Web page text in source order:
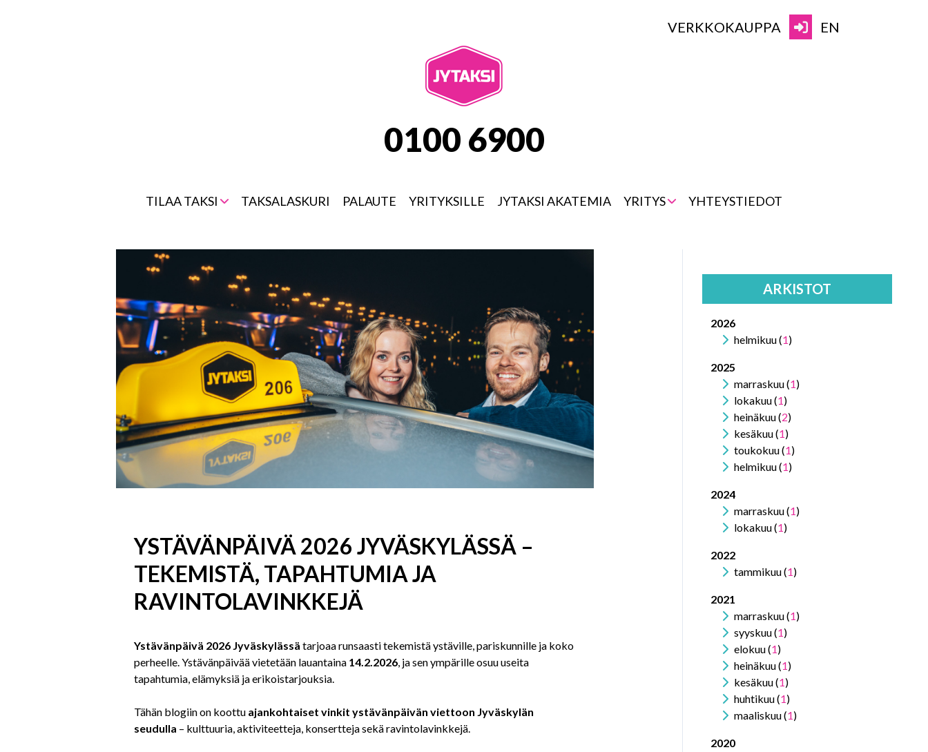
VERKKOKAUPPA EN
JYTAKSI
0100 6900
TILAA TAKSI TAKSALASKURI PALAUTE YRITYKSILLE JYTAKSI AKATEMIA YRITYS YHTEYSTIEDOT
YSTÄVÄNPÄIVÄ 2026 JYVÄSKYLÄSSÄ –
TEKEMISTÄ, TAPAHTUMIA JA
RAVINTOLAVINKKEJÄ
Ystävänpäivä 2026 Jyväskylässä tarjoaa runsaasti tekemistä ystäville, pariskunnille ja koko
perheelle. Ystävänpäivää vietetään lauantaina 14.2.2026, ja sen ympärille osuu useita
tapahtumia, elämyksiä ja erikoistarjouksia.
Tähän blogiin on koottu ajankohtaiset vinkit ystävänpäivän viettoon Jyväskylän
seudulla – kulttuuria, aktiviteetteja, konsertteja sekä ravintolavinkkejä.
ARKISTOT
2026
helmikuu (1)
2025
marraskuu (1)
lokakuu (1)
heinäkuu (2)
kesäkuu (1)
toukokuu (1)
helmikuu (1)
2024
marraskuu (1)
lokakuu (1)
2022
tammikuu (1)
2021
marraskuu (1)
syyskuu (1)
elokuu (1)
heinäkuu (1)
kesäkuu (1)
huhtikuu (1)
maaliskuu (1)
2020